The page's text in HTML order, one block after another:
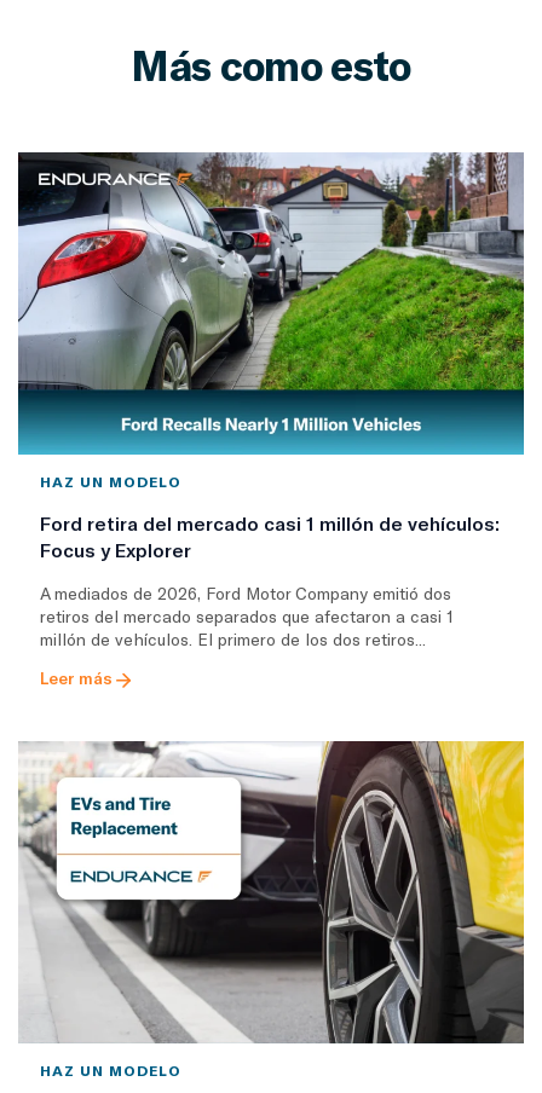
Más como esto
HAZ UN MODELO
Ford retira del mercado casi 1 millón de vehículos:
Focus y Explorer
A mediados de 2026, Ford Motor Company emitió dos
retiros del mercado separados que afectaron a casi 1
millón de vehículos. El primero de los dos retiros...
Leer más
HAZ UN MODELO